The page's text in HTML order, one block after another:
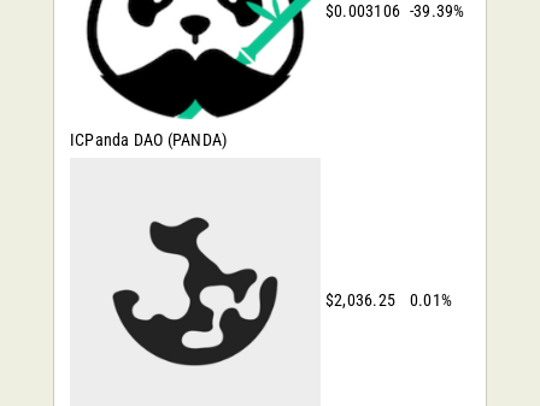
ICPanda DAO (PANDA)
$0.003106 -39.39%
$2,036.25 0.01%